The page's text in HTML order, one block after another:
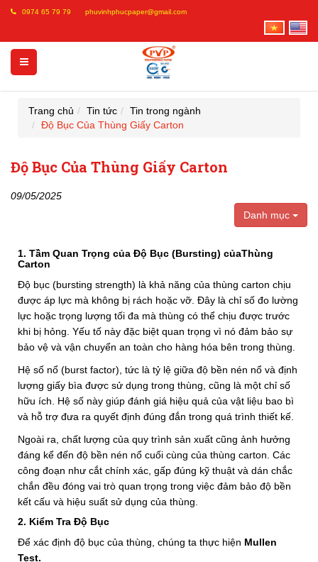
0974 65 79 79 phuvinhphucpaper@gmail.com
Trang chủ Tin tức
Tin trong ngành
Độ Bục Của Thùng Giấy Carton
Độ Bục Của Thùng Giấy Carton
09/05/2025
Danh mục
1. Tầm Quan Trọng của Độ Bục (Bursting) củaThùng
Carton
Độ bục (bursting strength) là khả năng của thùng carton chịu
được áp lực mà không bị rách hoặc vỡ. Đây là chỉ số đo lường
lực hoặc trọng lượng tối đa mà thùng có thể chịu được trước
khi bị hỏng. Yếu tố này đặc biệt quan trọng vì nó đảm bảo sự
bảo vệ và vận chuyển an toàn cho hàng hóa bên trong thùng.
Hệ số nổ (burst factor), tức là tỷ lệ giữa độ bền nén nổ và định
lượng giấy bìa được sử dụng trong thùng, cũng là một chỉ số
hữu ích. Hệ số này giúp đánh giá hiệu quả của vật liệu bao bì
và hỗ trợ đưa ra quyết định đúng đắn trong quá trình thiết kế.
Ngoài ra, chất lượng của quy trình sản xuất cũng ảnh hưởng
đáng kể đến độ bền nén nổ cuối cùng của thùng carton. Các
công đoạn như cắt chính xác, gấp đúng kỹ thuật và dán chắc
chắn đều đóng vai trò quan trọng trong việc đảm bảo độ bền
kết cấu và hiệu suất sử dụng của thùng.
2. Kiểm Tra Độ Bục
Để xác định độ bục của thùng, chúng ta thực hiện Mullen
Test.